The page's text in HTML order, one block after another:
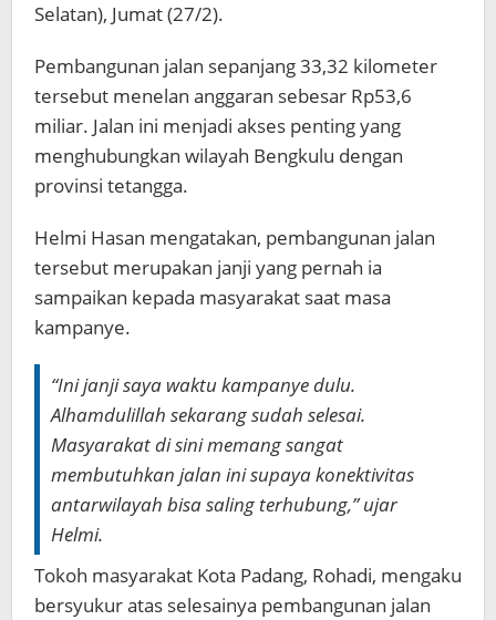
Selatan), Jumat (27/2).
Pembangunan jalan sepanjang 33,32 kilometer
tersebut menelan anggaran sebesar Rp53,6
miliar. Jalan ini menjadi akses penting yang
menghubungkan wilayah Bengkulu dengan
provinsi tetangga.
Helmi Hasan mengatakan, pembangunan jalan
tersebut merupakan janji yang pernah ia
sampaikan kepada masyarakat saat masa
kampanye.
“Ini janji saya waktu kampanye dulu.
Alhamdulillah sekarang sudah selesai.
Masyarakat di sini memang sangat
membutuhkan jalan ini supaya konektivitas
antarwilayah bisa saling terhubung,” ujar
Helmi.
Tokoh masyarakat Kota Padang, Rohadi, mengaku
bersyukur atas selesainya pembangunan jalan